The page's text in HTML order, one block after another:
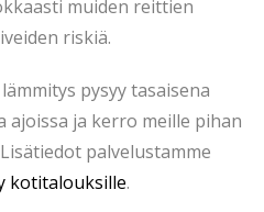
muiden reittien
riskiä.
pysyy tasaisena
ajoissa ja kerro meille pihan
palvelustamme
kotitalouksille.